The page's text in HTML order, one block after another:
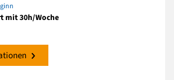
mit 30h/Woche